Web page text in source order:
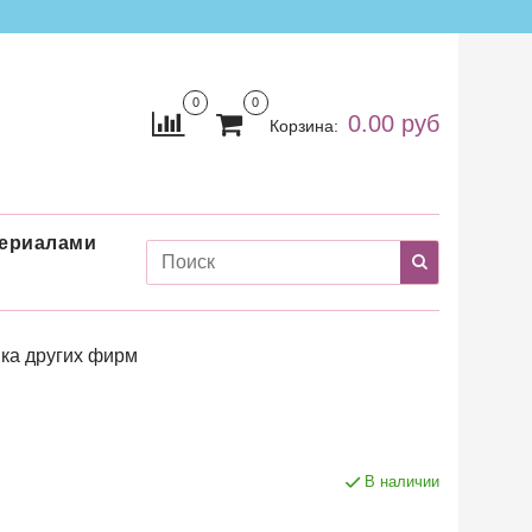
0 0
Корзина: 0.00 руб
других фирм
В наличии